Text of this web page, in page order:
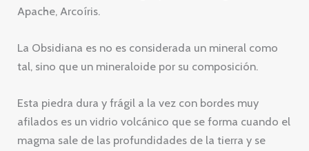
Apache, Arcoíris.
La Obsidiana es no es considerada un mineral como
tal, sino que un mineraloide por su composición.
Esta piedra dura y frágil a la vez con bordes muy
afilados es un vidrio volcánico que se forma cuando el
magma sale de las profundidades de la tierra y se